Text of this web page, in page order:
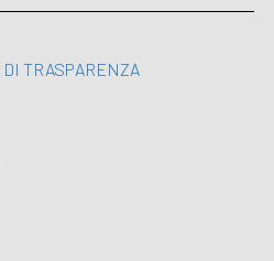
TRASPARENZA